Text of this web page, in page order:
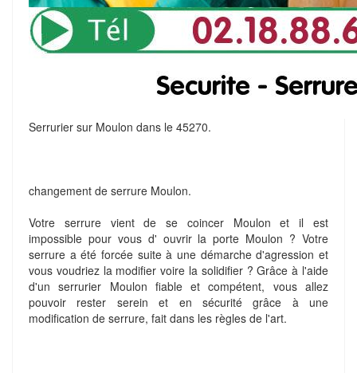
Serrurier sur Moulon dans le 45270.
changement de serrure Moulon.
Votre serrure vient de se coincer Moulon et il est
impossible pour vous d' ouvrir la porte Moulon ? Votre
serrure a été forcée suite à une démarche d'agression et
vous voudriez la modifier voire la solidifier ? Grâce à l'aide
d'un serrurier Moulon fiable et compétent, vous allez
pouvoir rester serein et en sécurité grâce à une
modification de serrure, fait dans les règles de l'art.